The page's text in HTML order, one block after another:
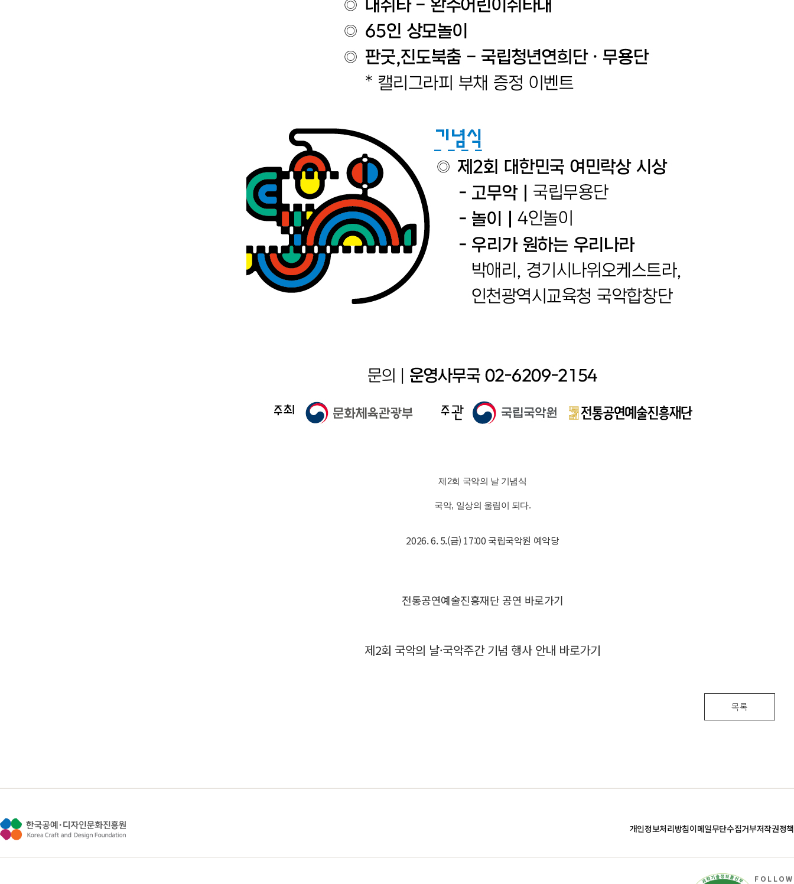
제2회 국악의 날 기념식
국악, 일상의 울림이 되다.
2026. 6. 5.(금) 17:00 국립국악원 예악당
전통공연예술진흥재단 공연 바로가기
제2회 국악의 날·국악주간 기념 행사 안내 바로가기
목록
개인정보처리방침이메일무단수집거부저작권정책
FOLLOW